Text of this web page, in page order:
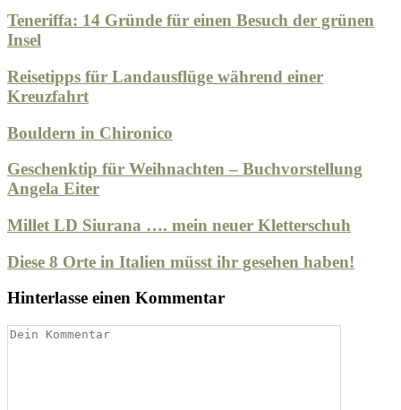
Teneriffa: 14 Gründe für einen Besuch der grünen
Insel
Reisetipps für Landausflüge während einer
Kreuzfahrt
Bouldern in Chironico
Geschenktip für Weihnachten – Buchvorstellung
Angela Eiter
Millet LD Siurana …. mein neuer Kletterschuh
Diese 8 Orte in Italien müsst ihr gesehen haben!
Hinterlasse einen Kommentar